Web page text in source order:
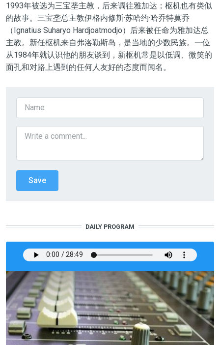
1993年被选为三宝垄主教，后来调往雅加达；枢机也有类似
的故事。三宝垄总主教伊格内修斯·苏哈约·哈乔特莫乔
（Ignatius Suharyo Hardjoatmodjo）后来被任命为雅加达总
主教。新任枢机来自弗洛勒斯岛，是当地的少数民族。 一位
从1984年就认识他的朋友谈到 ， 新枢机常是以低调、微笑的
面孔和对路上遇到的任何人友好的态度而闻名。
DAILY PROGRAM